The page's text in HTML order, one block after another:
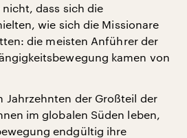
dass sich die
wie sich die Missionare
die meisten Anführer der
kamen von
Jahrzehnten der Großteil der
im globalen Süden leben,
endgültig ihre